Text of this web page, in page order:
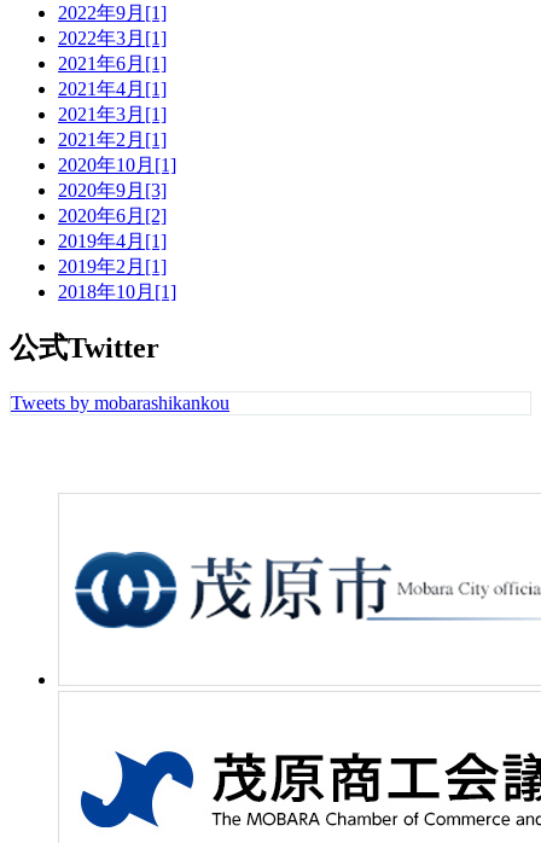
2022年9月[1]
2022年3月[1]
2021年6月[1]
2021年4月[1]
2021年3月[1]
2021年2月[1]
2020年10月[1]
2020年9月[3]
2020年6月[2]
2019年4月[1]
2019年2月[1]
2018年10月[1]
公式Twitter
Tweets by mobarashikankou